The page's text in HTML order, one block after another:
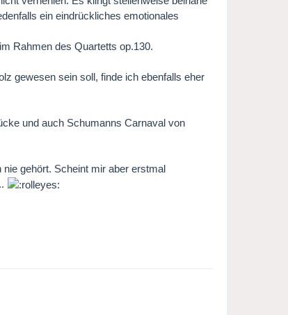
ein eindrückliches emotionales
Rahmen des Quartetts op.130.
gewesen sein soll, finde ich ebenfalls eher
und auch Schumanns Carnaval von
gehört. Scheint mir aber erstmal